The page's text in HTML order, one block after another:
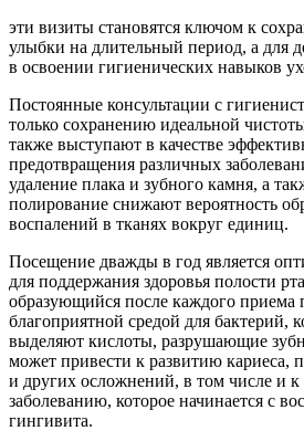
эти визиты становятся ключом к
улыбки на длительный период, а для
в освоении гигиенических навыков
Постоянные консультации с
только сохранению идеальной
также выступают в качестве
предотвращения различных
удаление плака и зубного камня, а
полирование снижают вероятность
воспалений в тканях вокруг единиц.
Посещение дважды в год является
для поддержания здоровья полости
образующийся после каждого приема
благоприятной средой для бактерий,
выделяют кислоты, разрушающие
может привести к развитию кариеса,
и других осложнений, в том числе и
заболеванию, которое начинается с
гингивита.